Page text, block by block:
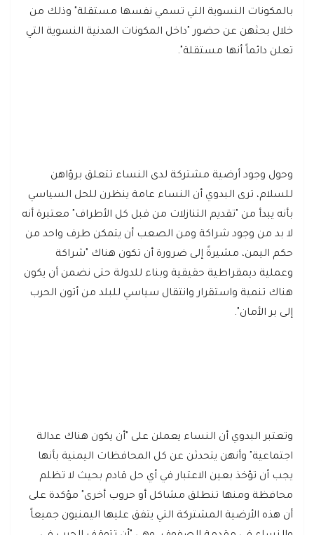
بالمكونات النسوية التي تسمي نفسها مستقلة" وذلك من
خلال بحثهن عن حضور "داخل المكونات المدنية النسوية التي
تعلن دائماً أنها مستقلة".
وحول وجود أرضية مشتركة لدى النساء تتعلق برؤاهن
للسلام، ترى البدوي أن النساء عامة ينظرن للحل السياسي
بأنه يبدأ من "تقديم التنازلات من قبل كل الأطراف" معتبرة أنه
لا بد من وجود شراكة ومن الصعب أن يتمكن طرف واحد من
حكم اليمن، مشيرةً إلى ضرورة أن تكون هناك "شراكة
وعملية ديمقراطية حقيقية وبناء للدولة حتى نضمن أن يكون
هناك تنمية واستقرار وانتقال سياسي للبلد من أتون الحرب
إلى بر الأمان".
وتعتبر البدوي أن النساء يعملن على "أن يكون هناك عدالة
اجتماعية" وأنهن يتحدثن عن كل المحافظات اليمنية بأنها
يجب أن تؤخذ بعين الاعتبار في أي حل قادم بحيث لا تظلم
محافظة ومنها تنطلق مشاكل أو حروب أخرى" مؤكدة على
أن هذه الأرضية المشتركة التي يتفق عليها اليمنيون جميعاً